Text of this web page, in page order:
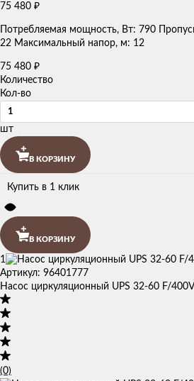
75 480 ₽
Потребляемая мощность, Вт: 790
22 Максимальный напор, м: 12
75 480 ₽
Количество
Кол-во
шт
В КОРЗИНУ
Купить в 1 клик
В КОРЗИНУ
1
Артикул: 96401777
Насос циркуляционный UPS 32-60 F/
(0)